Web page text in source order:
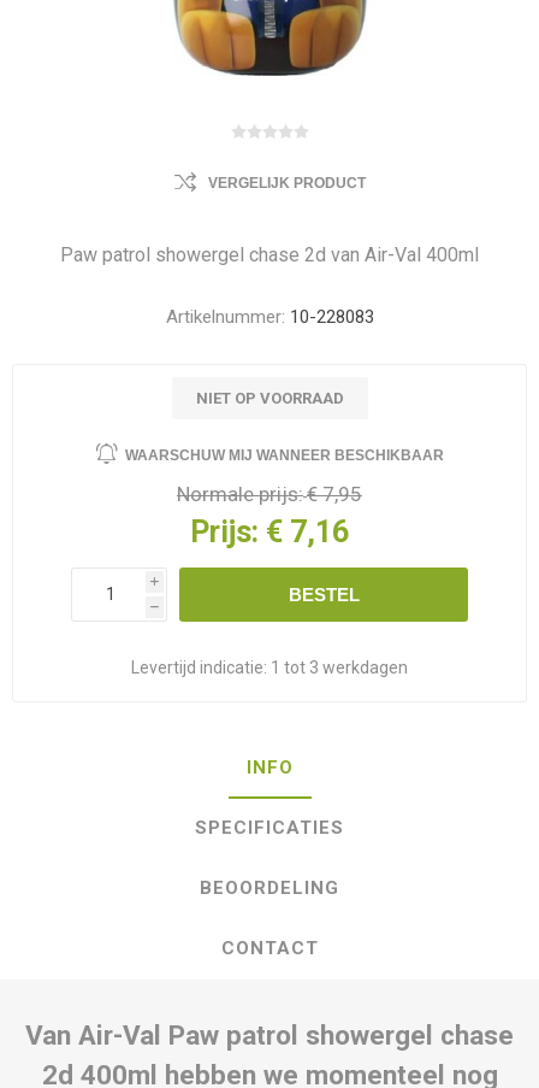
VERGELIJK PRODUCT
Paw patrol showergel chase 2d van Air-Val 400ml
Artikelnummer: 10-228083
NIET OP VOORRAAD
WAARSCHUW MIJ WANNEER BESCHIKBAAR
Normale prijs:€ 7,95
Prijs: € 7,16
i
h
BESTEL
Levertijd indicatie: 1 tot 3 werkdagen
INFO
SPECIFICATIES
BEOORDELING
CONTACT
Van Air-Val Paw patrol showergel chase
2d 400ml hebben we momenteel nog